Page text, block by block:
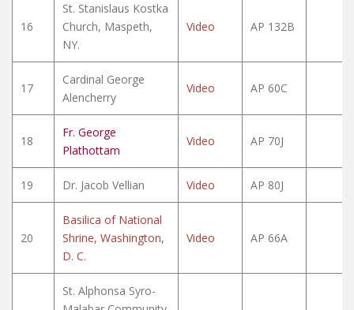
16
St. Stanislaus Kostka
Church, Maspeth,
NY.
Video AP 132B
17
Cardinal George
Alencherry
Video AP 60C
18
Fr. George
Plathottam
Video AP 70J
19 Dr. Jacob Vellian Video AP 80J
20
Basilica of National
Shrine, Washington,
D. C.
Video AP 66A
St. Alphonsa Syro-